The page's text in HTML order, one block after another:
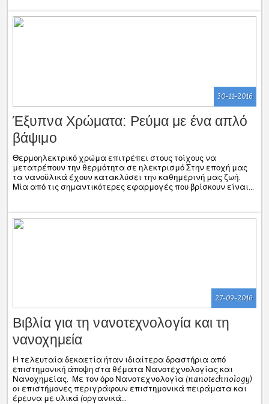
30-11-2016
Έξυπνα Χρώματα: Ρεύμα με ένα απλό
βάψιμο
Θερμοηλεκτρικό χρώμα επιτρέπει στους τοίχους να
μετατρέπουν την θερμότητα σε ηλεκτρισμό Στην εποχή μας
τα νανοϋλικά έχουν κατακλύσει την καθημερινή μας ζωή.
Μία από τις σημαντικότερες εφαρμογές που βρίσκουν είναι...
27-09-2016
Βιβλία για τη νανοτεχνολογία και τη
νανοχημεία
Η τελευταία δεκαετία ήταν ιδιαίτερα δραστήρια από
επιστημονική άποψη στα θέματα Νανοτεχνολογίας και
Νανοχημείας. Με τον όρο Νανοτεχνολογία (nanotechnology)
οι επιστήμονες περιγράφουν επιστημονικά πειράματα και
έρευνα με υλικά (οργανικά...